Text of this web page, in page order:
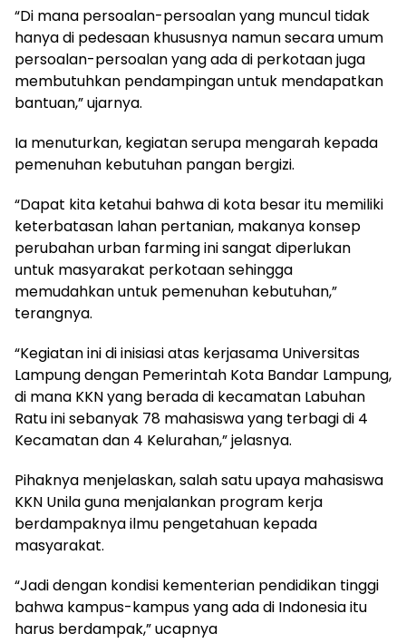
“Di mana persoalan-persoalan yang muncul tidak
hanya di pedesaan khususnya namun secara umum
persoalan-persoalan yang ada di perkotaan juga
membutuhkan pendampingan untuk mendapatkan
bantuan,” ujarnya.
Ia menuturkan, kegiatan serupa mengarah kepada
pemenuhan kebutuhan pangan bergizi.
“Dapat kita ketahui bahwa di kota besar itu memiliki
keterbatasan lahan pertanian, makanya konsep
perubahan urban farming ini sangat diperlukan
untuk masyarakat perkotaan sehingga
memudahkan untuk pemenuhan kebutuhan,”
terangnya.
“Kegiatan ini di inisiasi atas kerjasama Universitas
Lampung dengan Pemerintah Kota Bandar Lampung,
di mana KKN yang berada di kecamatan Labuhan
Ratu ini sebanyak 78 mahasiswa yang terbagi di 4
Kecamatan dan 4 Kelurahan,” jelasnya.
Pihaknya menjelaskan, salah satu upaya mahasiswa
KKN Unila guna menjalankan program kerja
berdampaknya ilmu pengetahuan kepada
masyarakat.
“Jadi dengan kondisi kementerian pendidikan tinggi
bahwa kampus-kampus yang ada di Indonesia itu
harus berdampak,” ucapnya